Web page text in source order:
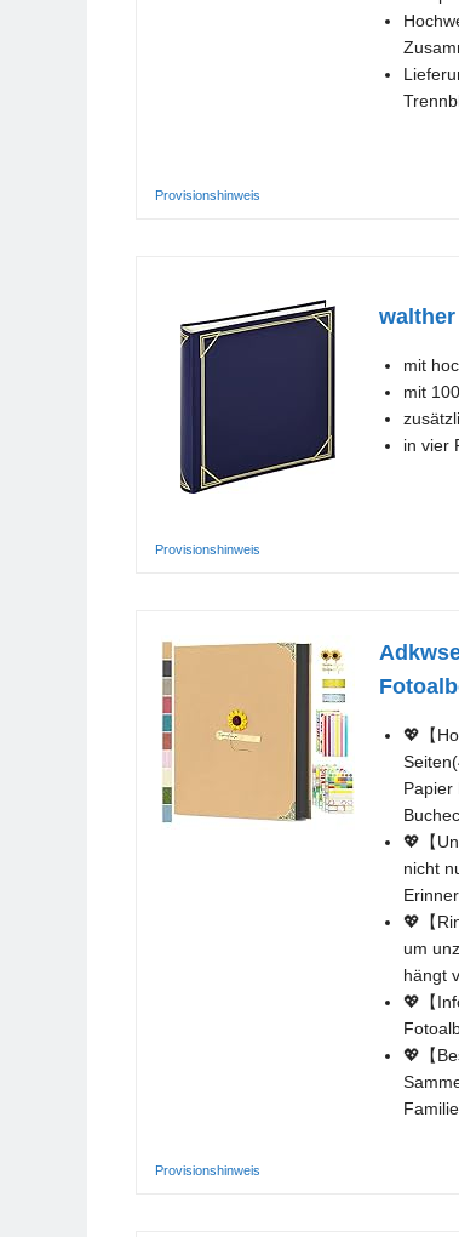
Provisionshinweis
mit
mit
in vier
Provisionshinweis
💖【
Papier
💖【
nicht
💖【
um
hängt
💖【
💖【
Provisionshinweis